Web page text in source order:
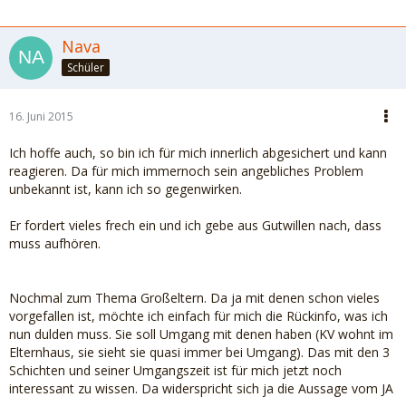
Nava
Schüler
16. Juni 2015
Ich hoffe auch, so bin ich für mich innerlich abgesichert und kann
reagieren. Da für mich immernoch sein angebliches Problem
unbekannt ist, kann ich so gegenwirken.
Er fordert vieles frech ein und ich gebe aus Gutwillen nach, dass
muss aufhören.
Nochmal zum Thema Großeltern. Da ja mit denen schon vieles
vorgefallen ist, möchte ich einfach für mich die Rückinfo, was ich
nun dulden muss. Sie soll Umgang mit denen haben (KV wohnt im
Elternhaus, sie sieht sie quasi immer bei Umgang). Das mit den 3
Schichten und seiner Umgangszeit ist für mich jetzt noch
interessant zu wissen. Da widerspricht sich ja die Aussage vom JA